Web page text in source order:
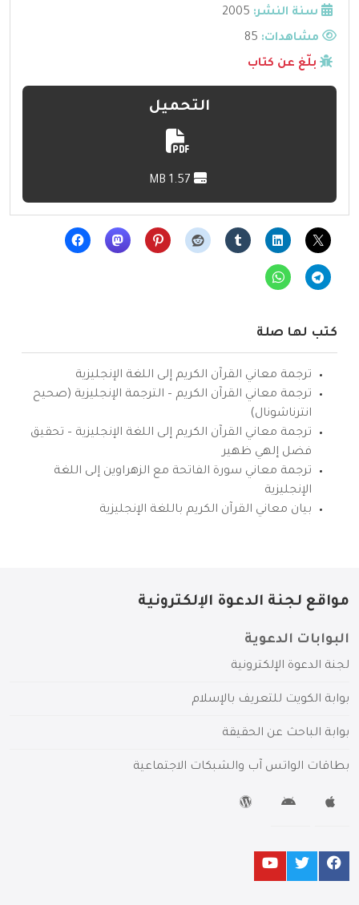
سنة النشر: 2005
مشاهدات:
بلّغ عن كتاب
التحميل
كتب لها صلة
ترجمة معاني القرآن الكريم إلى اللغة الإنجليزية
ترجمة معاني القرآن الكريم – الترجمة الإنجليزية (صحيح
انترناشونال)
ترجمة معاني القرآن الكريم إلى اللغة الإنجليزية – تحقيق
فضل إلهي ظهير
ترجمة معاني سورة الفاتحة مع الزهراوين إلى اللغة
الإنجليزية
بيان معاني القرآن الكريم باللغة الإنجليزية
مواقع لجنة الدعوة الإلكترونية
البوابات الدعوية
لجنة الدعوة الإلكترونية
بوابة الكويت للتعريف بالإسلام
بوابة الباحث عن الحقيقة
بطاقات الواتس آب والشبكات الاجتماعية